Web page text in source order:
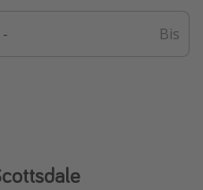
-